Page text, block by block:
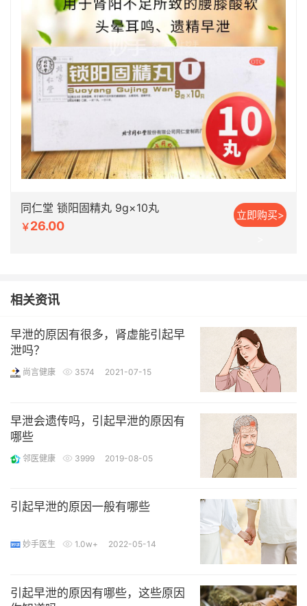
同仁堂 锁阳固精丸 9g×10丸
￥26.00
立即购买>
相关资讯
早泄的原因有很多，肾虚能引起早
泄吗？
尚言健康 3574 2021-07-15
早泄会遗传吗，引起早泄的原因有
哪些
邻医健康 3999 2019-08-05
引起早泄的原因一般有哪些
妙手医生 1.0w+ 2022-05-14
引起早泄的原因有哪些，这些原因